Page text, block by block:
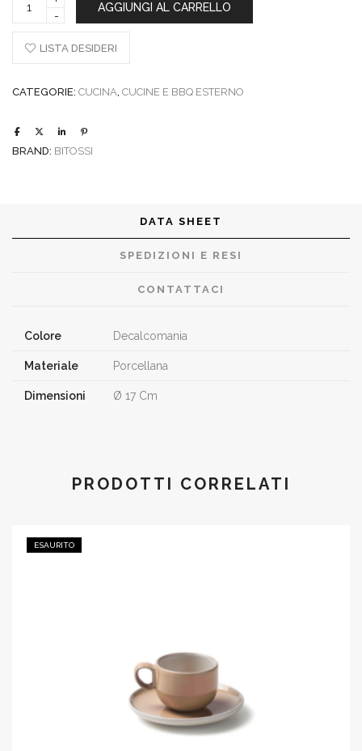
Piatto
Quadrifoglio
AGGIUNGI AL CARRELLO
LISTA DESIDERI
CATEGORIE: CUCINA, CUCINE E BBQ ESTERNO
BRAND: BITOSSI
DATA SHEET
SPEDIZIONI E RESI
CONTATTACI
Colore Decalcomania
Materiale Porcellana
Dimensioni Ø 17 Cm
PRODOTTI CORRELATI
ESAURITO